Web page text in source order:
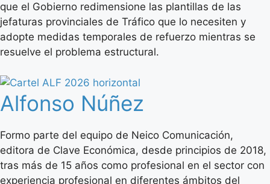
que el Gobierno redimensione las plantillas de las
jefaturas provinciales de Tráfico que lo necesiten y
adopte medidas temporales de refuerzo mientras se
resuelve el problema estructural.
Alfonso Núñez
Formo parte del equipo de Neico Comunicación,
editora de Clave Económica, desde principios de 2018,
tras más de 15 años como profesional en el sector con
experiencia profesional en diferentes ámbitos del